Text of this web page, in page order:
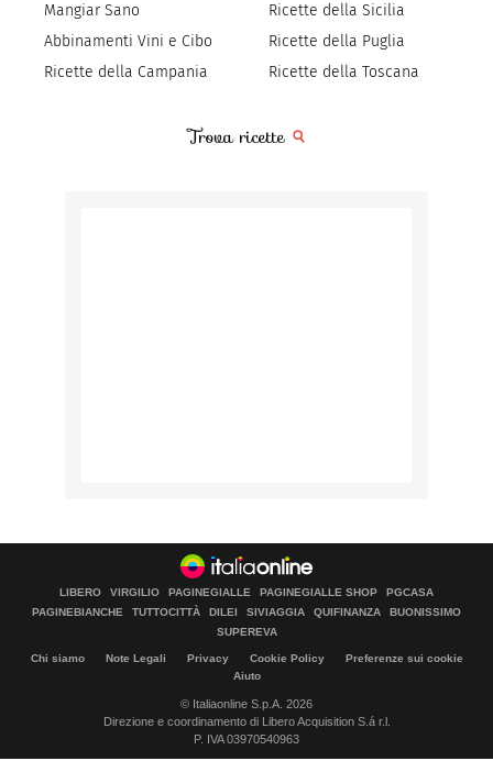
Mangiar Sano
Abbinamenti Vini e Cibo
Ricette della Campania
Ricette della Sicilia
Ricette della Puglia
Ricette della Toscana
Trova ricette
LIBERO VIRGILIO PAGINEGIALLE PAGINEGIALLE SHOP
PGCASA
PAGINEBIANCHE
TUTTOCITTÀ DILEI SIVIAGGIA QUIFINANZA
BUONISSIMO
SUPEREVA
Chi siamo Note Legali Privacy Cookie Policy
Preferenze sui cookie
Aiuto
© Italiaonline S.p.A. 2026
Direzione e coordinamento di Libero Acquisition S.á r.l.
P. IVA 03970540963